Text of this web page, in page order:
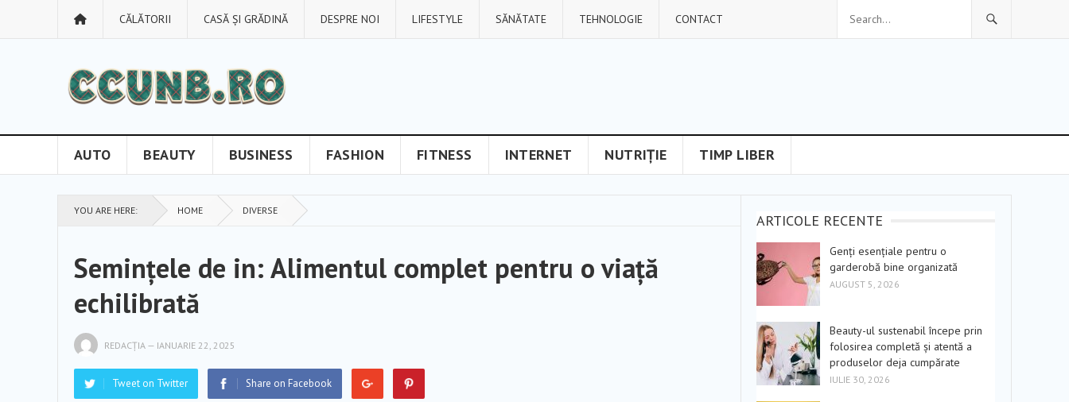
CĂLĂTORII CASĂ ȘI GRĂDINĂ DESPRE NOI LIFESTYLE SĂNĂTATE TEHNOLOGIE CONTACT
AUTO BEAUTY BUSINESS FASHION FITNESS INTERNET NUTRIȚIE TIMP LIBER
YOU ARE HERE: HOME DIVERSE
Semințele de in: Alimentul complet pentru o viață
echilibrată
REDACȚIA — IANUARIE 22, 2025
Tweet on Twitter Share on Facebook
ARTICOLE RECENTE
Genți esențiale pentru o
garderobă bine organizată
AUGUST 5, 2026
Beauty-ul sustenabil începe prin
folosirea completă și atentă a
produselor deja cumpărate
IULIE 30, 2026